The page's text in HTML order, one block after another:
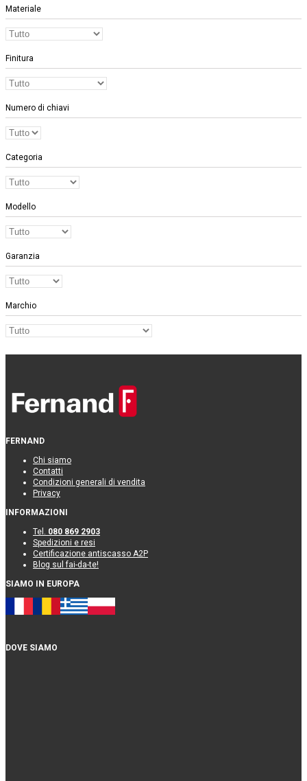
Materiale
Finitura
Numero di chiavi
Categoria
Modello
Garanzia
Marchio
FERNAND
Chi siamo
Contatti
Condizioni generali di vendita
Privacy
INFORMAZIONI
Tel. 080 869 2903
Spedizioni e resi
Certificazione antiscasso A2P
Blog sul fai-da-te!
SIAMO IN EUROPA
DOVE SIAMO